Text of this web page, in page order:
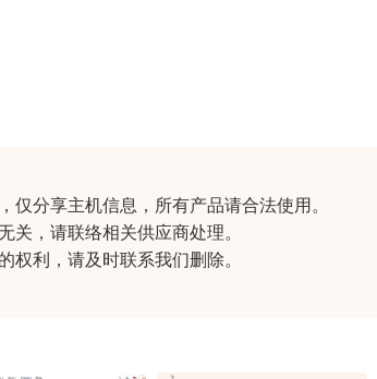
仅分享主机信息 ，所有产品请合法使用。
关，请联络相关供应商处理。
权利，请及时联系我们删除。